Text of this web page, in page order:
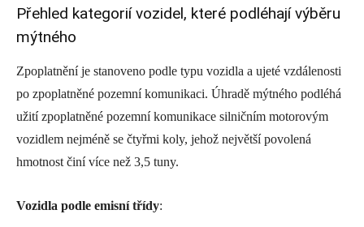
Přehled kategorií vozidel, které podléhají výběru
mýtného
Zpoplatnění je stanoveno podle typu vozidla a ujeté vzdálenosti
po zpoplatněné pozemní komunikaci. Úhradě mýtného podléhá
užití zpoplatněné pozemní komunikace silničním motorovým
vozidlem nejméně se čtyřmi koly, jehož největší povolená
hmotnost činí více než 3,5 tuny.
Vozidla podle emisní třídy: